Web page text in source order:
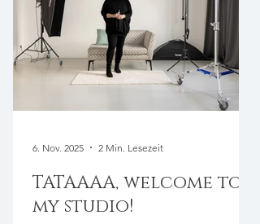
TATAAAA, welcome to
my studio!
6. Nov. 2025 2 Min. Lesezeit